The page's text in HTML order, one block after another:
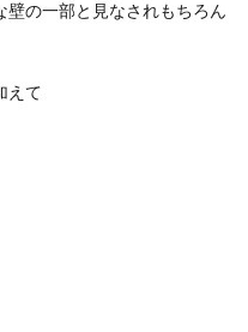
の一部と見なされもちろん
えて